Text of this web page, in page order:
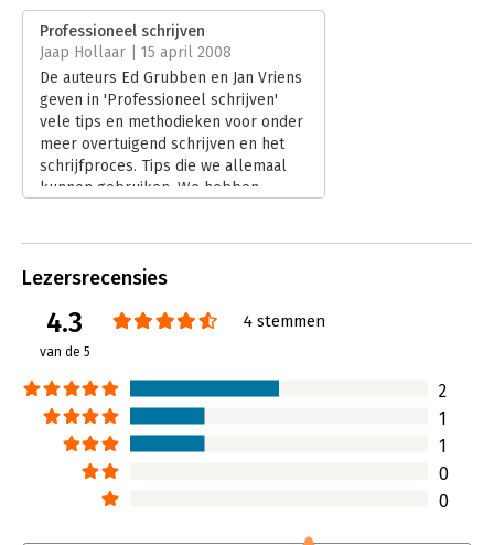
Verschijningsdatum:
28-9-2011
Hoofdrubriek:
Persoonlijke effectiviteit
Serie:
Praktijkgidsen voor manager en
ondernemer
Professioneel schrijven
Jaap Hollaar | 15 april 2008
De auteurs Ed Grubben en Jan Vriens
geven in 'Professioneel schrijven'
vele tips en methodieken voor onder
meer overtuigend schrijven en het
schrijfproces. Tips die we allemaal
kunnen gebruiken. We hebben
potloodeter, alineaplakker,
Lees verder
Lezersrecensies
4.3
van de 5
4 stemmen
2
1
1
0
0